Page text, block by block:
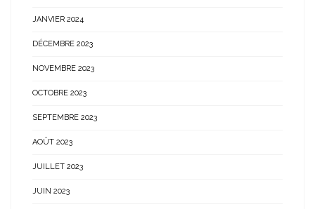
JANVIER 2024
DÉCEMBRE 2023
NOVEMBRE 2023
OCTOBRE 2023
SEPTEMBRE 2023
AOÛT 2023
JUILLET 2023
JUIN 2023